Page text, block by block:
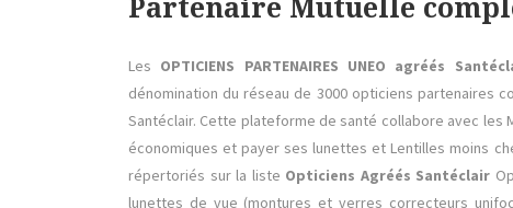
Partenaire Mutuelle
Les OPTICIENS PARTENAIRES UNEO agréés
dénomination du réseau de 3000 opticiens partenaires
Santéclair. Cette plateforme de santé collabore avec
économiques et payer ses lunettes et Lentilles moins
répertoriés sur la liste Opticiens Agréés Santéclair
lunettes de vue (montures et verres correcteurs